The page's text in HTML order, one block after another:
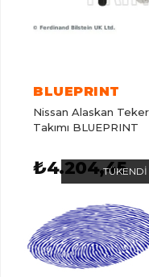
TÜKENDI
BLUEPRINT
Nissan Alaskan
Takımı BLUEPRINT
₺4.204,45